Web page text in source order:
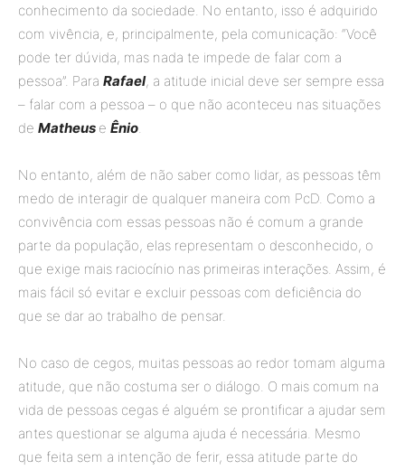
conhecimento da sociedade. No entanto, isso é adquirido
com vivência, e, principalmente, pela comunicação: “Você
pode ter dúvida, mas nada te impede de falar com a
pessoa”. Para Rafael, a atitude inicial deve ser sempre essa
– falar com a pessoa – o que não aconteceu nas situações
de Matheus e Ênio
No entanto, além de não saber como lidar, as pessoas têm
medo de interagir de qualquer maneira com PcD. Como a
convivência com essas pessoas não é comum a grande
parte da população, elas representam o desconhecido, o
que exige mais raciocínio nas primeiras interações. Assim, é
mais fácil só evitar e excluir pessoas com deficiência do
que se dar ao trabalho de pensar.
No caso de cegos, muitas pessoas ao redor tomam alguma
atitude, que não costuma ser o diálogo. O mais comum na
vida de pessoas cegas é alguém se prontificar a ajudar sem
antes questionar se alguma ajuda é necessária. Mesmo
que feita sem a intenção de ferir, essa atitude parte do